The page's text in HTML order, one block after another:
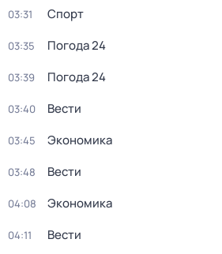
03:31 Спорт
03:35 Погода 24
03:39 Погода 24
03:40 Вести
03:45 Экономика
03:48 Вести
04:08 Экономика
04:11 Вести